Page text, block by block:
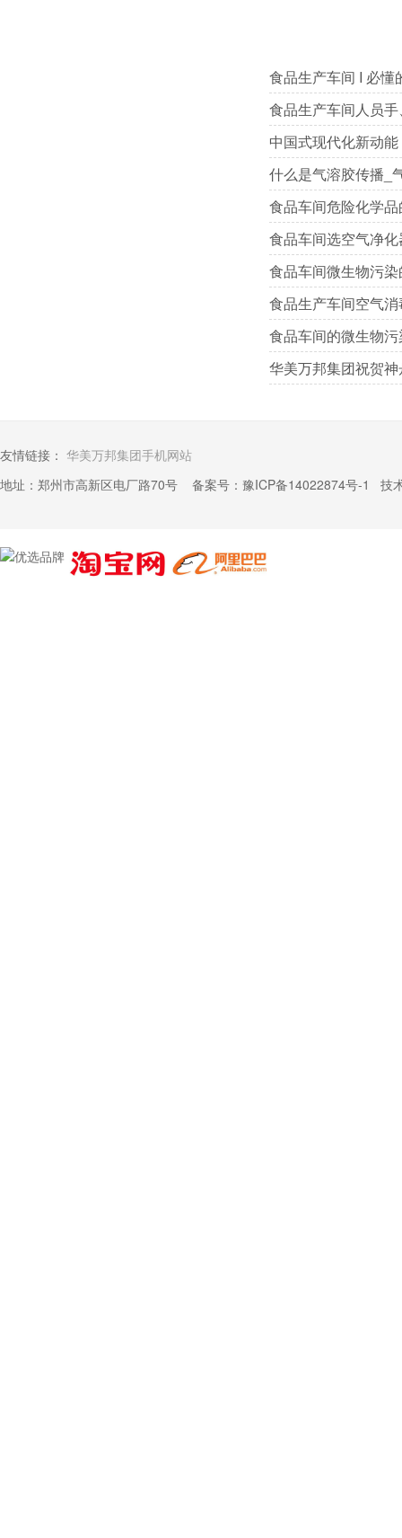
食品生产车间 I 必懂
食品生产车间人员
中国式现代化新动
什么是气溶胶传播_
食品车间危险化学
食品车间选空气净
食品车间微生物污
食品生产车间空气
食品车间的微生物
华美万邦集团祝贺
友情链接： 华美万邦集团手机网站
地址：郑州市高新区电厂路70号 备案号： 豫ICP备14022874号-1 技